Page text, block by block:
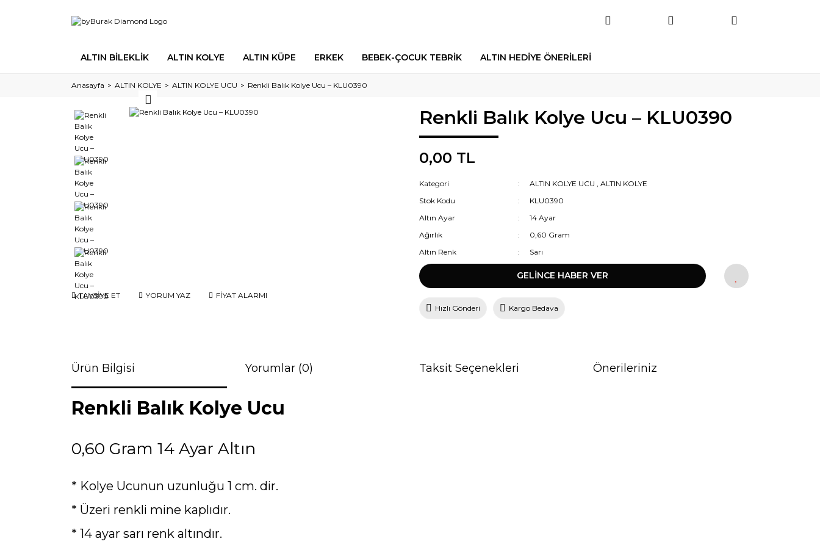
ALTIN BİLEKLİK ALTIN KOLYE ALTIN KÜPE ERKEK BEBEK-ÇOCUK TEBRİK ALTIN HEDİYE ÖNERİLERİ
Anasayfa ALTIN KOLYE ALTIN KOLYE UCU Renkli Balık Kolye Ucu – KLU0390
TAVSİYE ET YORUM YAZ FİYAT ALARMI
Renkli Balık Kolye Ucu – KLU0390
0,00 TL
Kategori ALTIN KOLYE UCU
ALTIN KOLYE
Stok Kodu
KLU0390
Altın Ayar
14 Ayar
Ağırlık
0,60 Gram
Altın Renk
Sarı
GELİNCE HABER VER
Hızlı Gönderi Kargo Bedava
Ürün Bilgisi Yorumlar (0) Taksit Seçenekleri Önerileriniz
Renkli Balık Kolye Ucu
0,60 Gram 14 Ayar Altın
* Kolye Ucunun uzunluğu 1 cm. dir.
* Üzeri renkli mine kaplıdır.
* 14 ayar sarı renk altındır.